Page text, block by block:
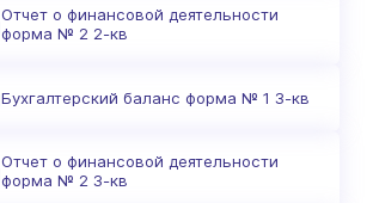
Отчет о финансовой деятельности
форма № 2 2-кв
Бухгалтерский баланс форма № 1 3-кв
Отчет о финансовой деятельности
форма № 2 3-кв